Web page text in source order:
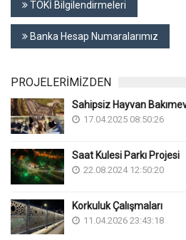
TOKİ Bilgilendirmeleri
Banka Hesap Numaralarımız
PROJELERİMİZDEN
Sahipsiz Hayvan
17.04.2025 08:50:26
Saat Kulesi Parkı Projesi
22.08.2024 12:50:20
Korkuluk Çalışmaları
11.04.2026 23:43:18